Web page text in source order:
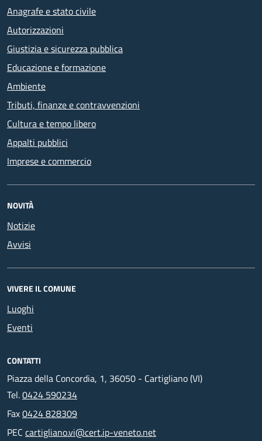
Anagrafe e stato civile
Autorizzazioni
Giustizia e sicurezza pubblica
Educazione e formazione
Ambiente
Tributi, finanze e contravvenzioni
Cultura e tempo libero
Appalti pubblici
Imprese e commercio
NOVITÀ
Notizie
Avvisi
VIVERE IL COMUNE
Luoghi
Eventi
CONTATTI
Piazza della Concordia, 1, 36050 - Cartigliano (VI)
Tel.0424 590234
Fax0424 828309
PEC cartigliano.vi@cert.ip-veneto.net